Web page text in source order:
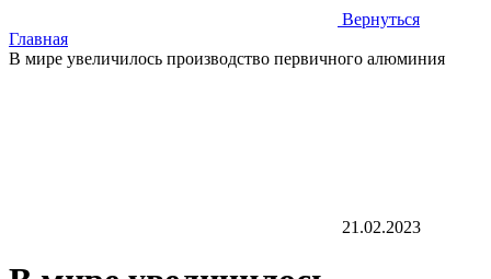
Вернуться
Главная
В мире увеличилось производство первичного алюминия
21.02.2023